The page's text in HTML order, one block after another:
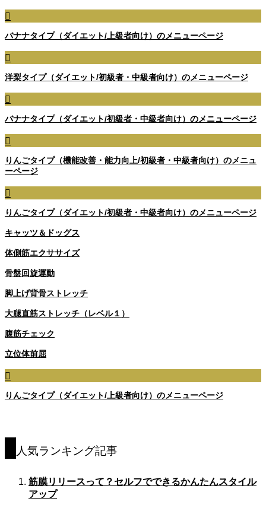
バナナタイプ（ダイエット/上級者向け）のメニューページ
洋梨タイプ（ダイエット/初級者・中級者向け）のメニューページ
バナナタイプ（ダイエット/初級者・中級者向け）のメニューページ
りんごタイプ（機能改善・能力向上/初級者・中級者向け）のメニュ
ーページ
りんごタイプ（ダイエット/初級者・中級者向け）のメニューページ
キャッツ＆ドッグス
体側筋エクササイズ
骨盤回旋運動
脚上げ背骨ストレッチ
大腿直筋ストレッチ（レベル１）
腹筋チェック
立位体前屈
りんごタイプ（ダイエット/上級者向け）のメニューページ
人気ランキング記事
筋膜リリースって？セルフでできるかんたんスタイル
アップ